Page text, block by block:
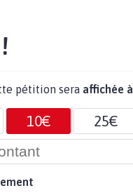
pétition sera affichée à
10€ 25€